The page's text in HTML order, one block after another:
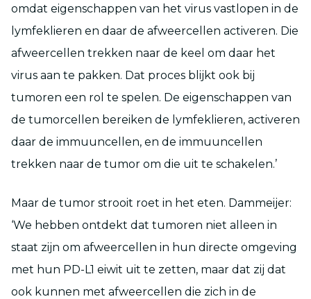
omdat eigenschappen van het virus vastlopen in de
lymfeklieren en daar de afweercellen activeren. Die
afweercellen trekken naar de keel om daar het
virus aan te pakken. Dat proces blijkt ook bij
tumoren een rol te spelen. De eigenschappen van
de tumorcellen bereiken de lymfeklieren, activeren
daar de immuuncellen, en de immuuncellen
trekken naar de tumor om die uit te schakelen.’
Maar de tumor strooit roet in het eten. Dammeijer:
‘We hebben ontdekt dat tumoren niet alleen in
staat zijn om afweercellen in hun directe omgeving
met hun PD-L1 eiwit uit te zetten, maar dat zij dat
ook kunnen met afweercellen die zich in de